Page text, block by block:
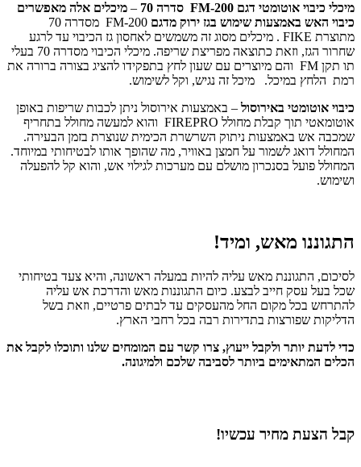
מיכלי כיבוי אוטומטי דגם FM-200 סדרה 70 – מיכלים אלה מאפשרים
כיבוי האש באמצעות שימוש בגז ירוק מדגם
FM-200 מסדרה 70
מתוצרת FIKE . מיכלים מסוג זה משמשים לאחסון גז הכיבוי עד לרגע
שחרור הגז, וזאת כתוצאה מפריצת שריפה. מיכלי הכיבוי מסדרה 70 בעלי
תו תקן FM והם מיוצרים עם שעון לחץ בתפקידו להציג בצורה ברורה את
רמת הלחץ במיכל. מיכל זה נגיש, וקל לשימוש.
כיבוי אוטומטי באירוסול – באמצעות אירוסול ניתן לכבות שריפות באופן
אוטומאטי תוך קבלת מחולל FIREPRO והוא למעשה מחולל בתחריף
שמכבה אש באמצעות ניתוק השרשרת הכימית שנוצרת בזמן הבעירה.
המחולל דואג לשמור על חמצן באוויר, מה שהופך אותו לבטיחותי במיוחד.
המחולל פועל בסנכרון מושלם עם מערכות לגילוי אש, והוא קל להפעלה
ושימוש.
התגוננו מאש, ומיד!
לסיכום, התגוננת מאש עליה להיות במעלה ראשונה, והיא צעד בטיחותי
שכל בעל עסק חייב לבצע. כיום התגוננות מאש והדרכת אש עליה
להתרחש בכל מקום החל מהעסקים עד לבתים פרטיים, וזאת בשל
הדליקות שפורצות בתדירות רבה בכל רחבי הארץ.
כדי לדעת יותר ולקבל ייעוץ, צרו קשר עם המומחים שלנו ותוכלו לקבל את
הכלים המתאימים ביותר לסביבה שלכם ולמיגונה.
קבל הצעת מחיר עכשיו!